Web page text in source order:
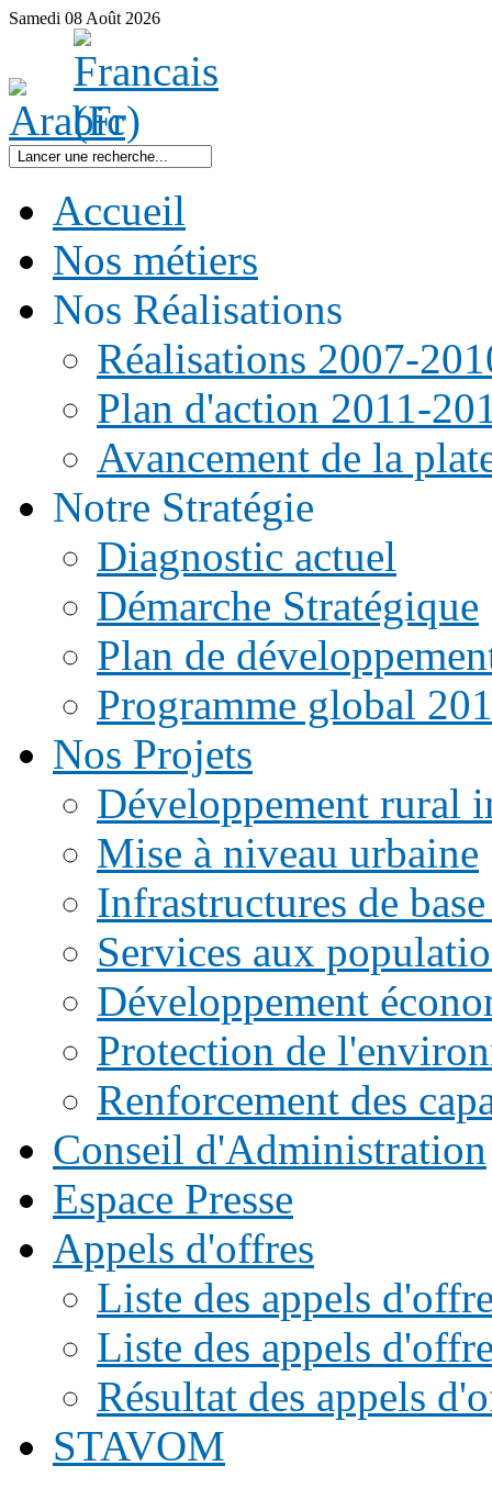
Samedi 08 Août 2026
Accueil
Nos métiers
Nos Réalisations
Réalisations 2007-
Plan d'action 2011-
Avancement de la
Notre Stratégie
Diagnostic actuel
Démarche Stratégique
Plan de
Programme global
Nos Projets
Développement rural
Mise à niveau urbaine
Infrastructures de
Services aux
Développement
Protection de
Renforcement des
Conseil d'Administration
Espace Presse
Appels d'offres
Liste des appels
Liste des appels
Résultat des appels
STAVOM